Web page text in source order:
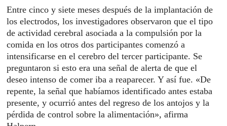
Entre cinco y siete meses después de la implantación de
los electrodos, los investigadores observaron que el tipo
de actividad cerebral asociada a la compulsión por la
comida en los otros dos participantes comenzó a
intensificarse en el cerebro del tercer participante. Se
preguntaron si esto era una señal de alerta de que el
deseo intenso de comer iba a reaparecer. Y así fue. «De
repente, la señal que habíamos identificado antes estaba
presente, y ocurrió antes del regreso de los antojos y la
pérdida de control sobre la alimentación», afirma